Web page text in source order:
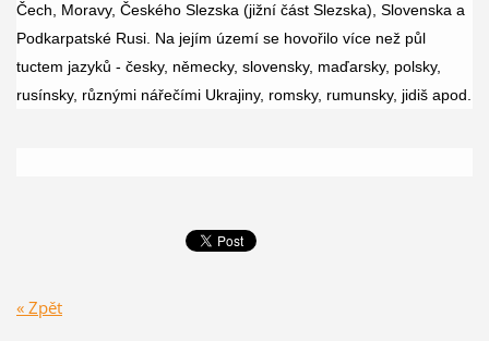
Čech, Moravy, Českého Slezska (jižní část Slezska), Slovenska a
Podkarpatské Rusi. Na jejím území se hovořilo více než půl
tuctem jazyků - česky, německy, slovensky, maďarsky, polsky,
rusínsky, různými nářečími Ukrajiny, romsky, rumunsky, jidiš apod.
« Zpět